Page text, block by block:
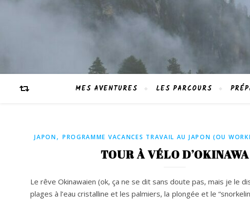
MES AVENTURES LES PARCOURS
JAPON, PROGRAMME VACANCES TRAVAIL AU JAPON (OU
TOUR À VÉLO D’OKINAWA
Le rêve Okinawaien (ok, ça ne se dit sans doute pas, mais je le
plages à l’eau cristalline et les palmiers, la plongée et le